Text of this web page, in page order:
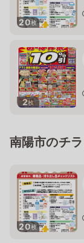
20枚
2枚
南陽市のチ
20枚